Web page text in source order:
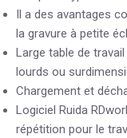
Il a des avantages
la gravure à petite
Large table de
lourds ou
Chargement et
Logiciel Ruida
répétition pour le